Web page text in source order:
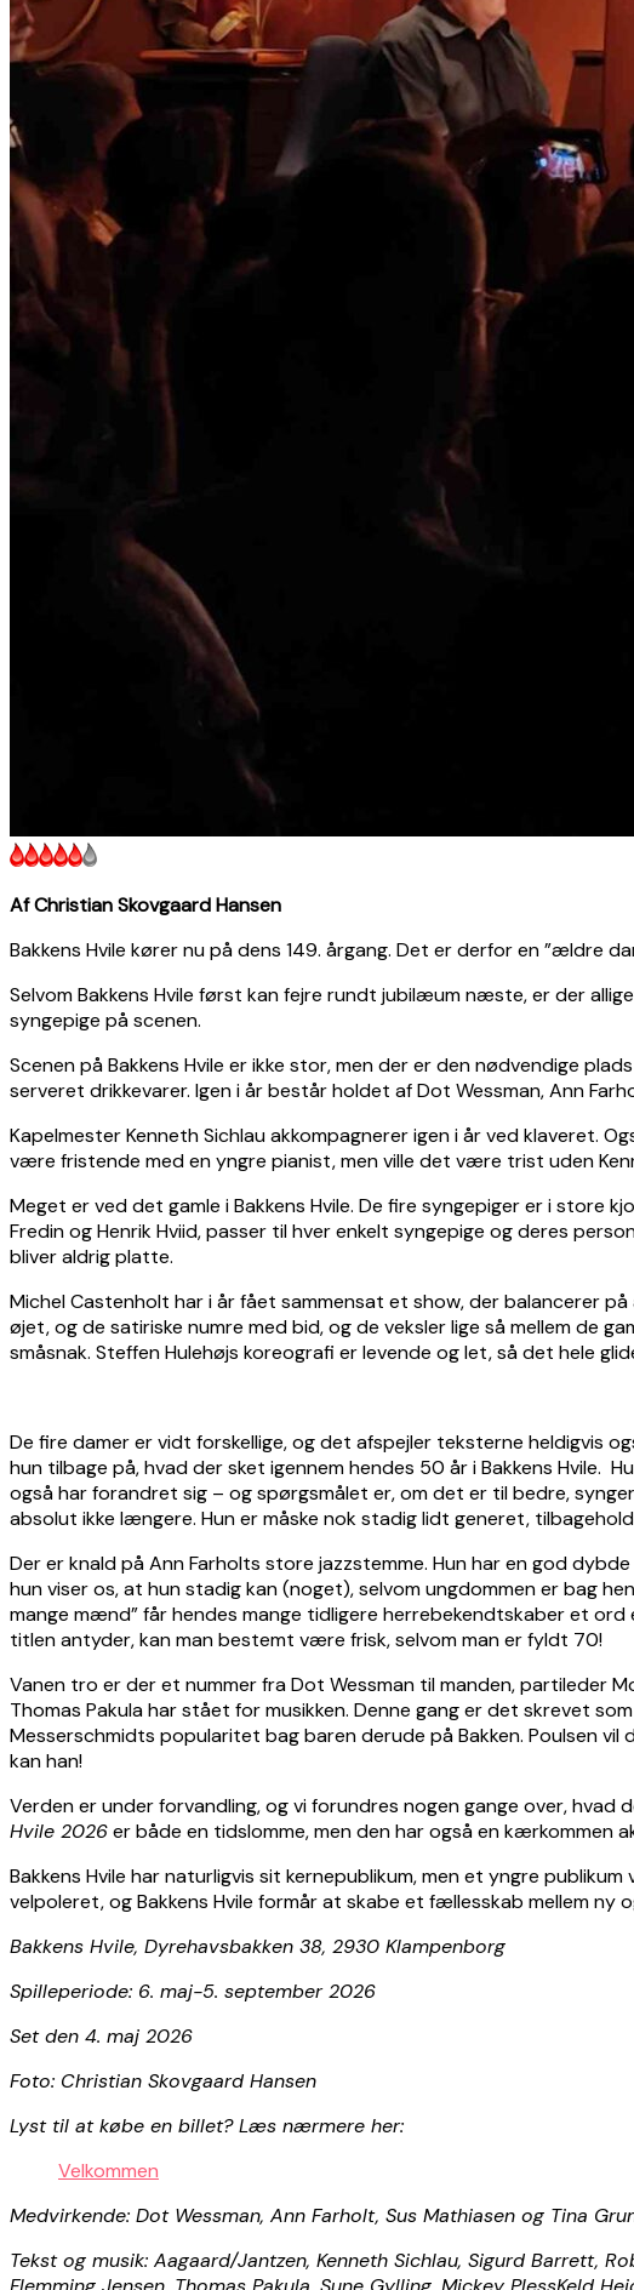
Af Christian Skovgaard Hansen
Bakkens Hvile kører nu på dens 149. årgang. Det er derfor en ”ældre
Selvom Bakkens Hvile først kan fejre rundt jubilæum næste, er der
syngepige på scenen.
Scenen på Bakkens Hvile er ikke stor, men der er den nødvendige
serveret drikkevarer. Igen i år består holdet af Dot Wessman, Ann
Kapelmester Kenneth Sichlau akkompagnerer igen i år ved klaveret.
være fristende med en yngre pianist, men ville det være trist uden
Meget er ved det gamle i Bakkens Hvile. De fire syngepiger er i store
Fredin og Henrik Hviid, passer til hver enkelt syngepige og deres
bliver aldrig platte.
Michel Castenholt har i år fået sammensat et show, der balancerer
øjet, og de satiriske numre med bid, og de veksler lige så mellem de
småsnak. Steffen Hulehøjs koreografi er levende og let, så det hele
De fire damer er vidt forskellige, og det afspejler teksterne heldigvis
hun tilbage på, hvad der sket igennem hendes 50 år i Bakkens Hvile.
også har forandret sig – og spørgsmålet er, om det er til bedre,
absolut ikke længere. Hun er måske nok stadig lidt generet,
Der er knald på Ann Farholts store jazzstemme. Hun har en god
hun viser os, at hun stadig kan (noget), selvom ungdommen er bag
mange mænd” får hendes mange tidligere herrebekendtskaber et
titlen antyder, kan man bestemt være frisk, selvom man er fyldt 70!
Vanen tro er der et nummer fra Dot Wessman til manden, partileder
Thomas Pakula har stået for musikken. Denne gang er det skrevet
Messerschmidts popularitet bag baren derude på Bakken. Poulsen
kan han!
Verden er under forvandling, og vi forundres nogen gange over,
Hvile 2026er både en tidslomme, men den har også en kærkommen
Bakkens Hvile har naturligvis sit kernepublikum, men et yngre
velpoleret, og Bakkens Hvile formår at skabe et fællesskab mellem ny
Bakkens Hvile, Dyrehavsbakken 38, 2930 Klampenborg
Spilleperiode: 6. maj-5. september 2026
Set den 4. maj 2026
Foto: Christian Skovgaard Hansen
Lyst til at købe en billet? Læs nærmere her:
Velkommen
Medvirkende: Dot Wessman, Ann Farholt, Sus Mathiasen og Tina
Tekst og musik: Aagaard/Jantzen, Kenneth Sichlau, Sigurd Barrett,